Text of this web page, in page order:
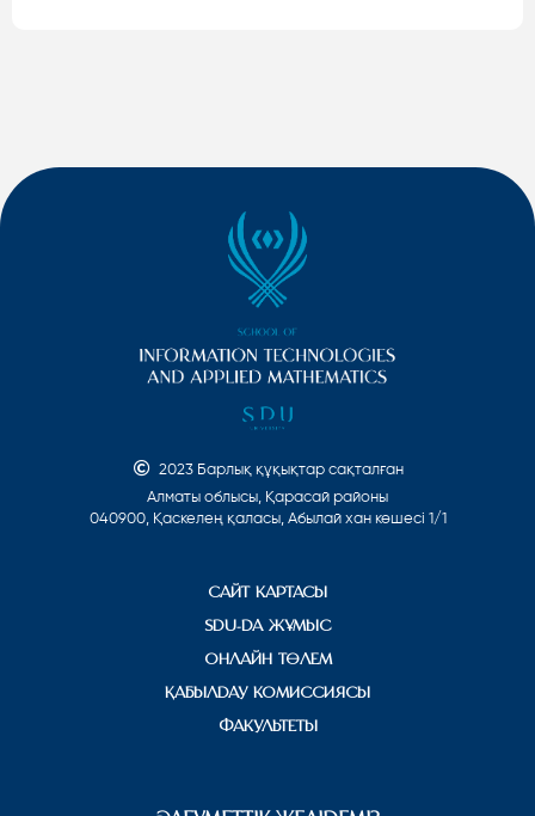
2023 Барлық құқықтар сақталған
Алматы облысы, Қарасай районы
040900, Қаскелең қаласы, Абылай хан көшесі 1/1
САЙТ КАРТАСЫ
SDU-ДА ЖҰМЫС
ОНЛАЙН ТӨЛЕМ
ҚАБЫЛДАУ КОМИССИЯСЫ
ФАКУЛЬТЕТЫ